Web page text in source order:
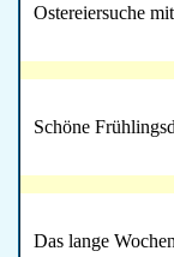
Ostereiersuche
Schöne
Das lange